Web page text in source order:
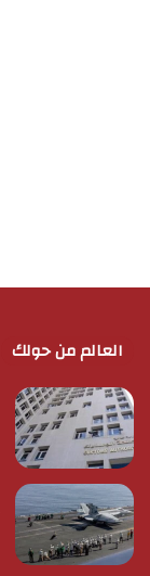
العالم من حولك